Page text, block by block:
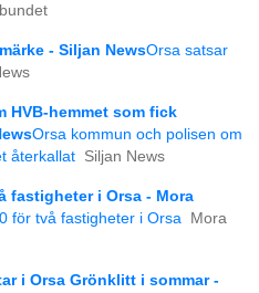
- Siljan NewsOrsa satsar
HVB-hemmet som fick
Orsa kommun och polisen om
återkallat Siljan News
fastigheter i Orsa - Mora
för två fastigheter i Orsa
Mora
i Orsa Grönklitt i sommar -